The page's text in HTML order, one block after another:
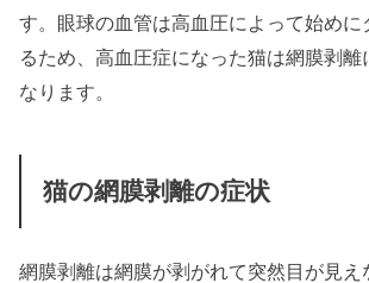
す。眼球の血管は高血圧によって始めに
るため、高血圧症になった猫は網膜剥離
なります。
猫の網膜剥離の症状
網膜剥離は網膜が剥がれて突然目が見え